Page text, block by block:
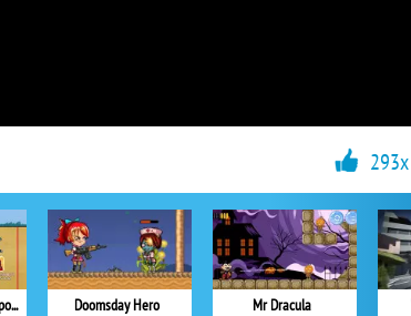
Survival 456 But It Impostor Doomsday Hero Mr Dracula
293x